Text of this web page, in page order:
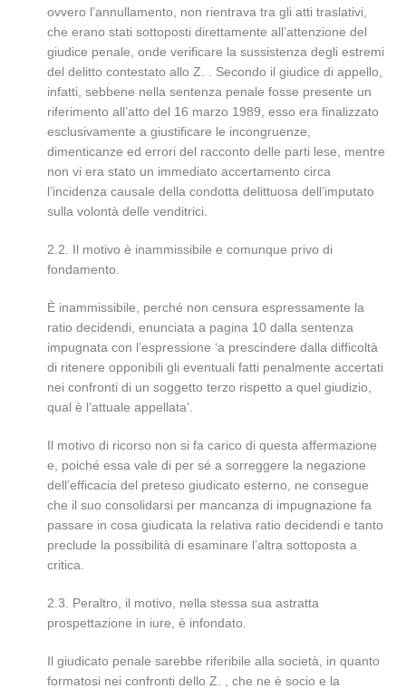
ovvero l’annullamento, non rientrava tra gli atti traslativi,
che erano stati sottoposti direttamente all’attenzione del
giudice penale, onde verificare la sussistenza degli estremi
del delitto contestato allo Z. . Secondo il giudice di appello,
infatti, sebbene nella sentenza penale fosse presente un
riferimento all’atto del 16 marzo 1989, esso era finalizzato
esclusivamente a giustificare le incongruenze,
dimenticanze ed errori del racconto delle parti lese, mentre
non vi era stato un immediato accertamento circa
l’incidenza causale della condotta delittuosa dell’imputato
sulla volontà delle venditrici.
2.2. Il motivo è inammissibile e comunque privo di
fondamento.
È inammissibile, perché non censura espressamente la
ratio decidendi, enunciata a pagina 10 dalla sentenza
impugnata con l’espressione ‘a prescindere dalla difficoltà
di ritenere opponibili gli eventuali fatti penalmente accertati
nei confronti di un soggetto terzo rispetto a quel giudizio,
qual è l’attuale appellata’.
Il motivo di ricorso non si fa carico di questa affermazione
e, poiché essa vale di per sé a sorreggere la negazione
dell’efficacia del preteso giudicato esterno, ne consegue
che il suo consolidarsi per mancanza di impugnazione fa
passare in cosa giudicata la relativa ratio decidendi e tanto
preclude la possibilità di esaminare l’altra sottoposta a
critica.
2.3. Peraltro, il motivo, nella stessa sua astratta
prospettazione in iure, è infondato.
Il giudicato penale sarebbe riferibile alla società, in quanto
formatosi nei confronti dello Z. , che ne è socio e la